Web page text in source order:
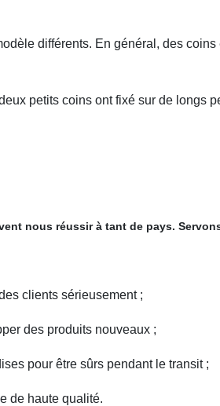
différents. En général, des
petits coins ont fixé sur de longs
nous réussir à tant de pays.
clients sérieusement ;
des produits nouveaux ;
pour être sûrs pendant le transit ;
de haute qualité.